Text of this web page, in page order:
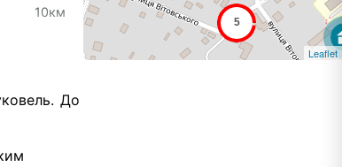
10км
Leaflet
До